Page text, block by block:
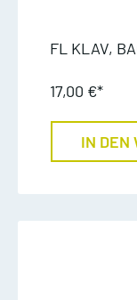
FL KLAV,
17,00 €*
IN DEN